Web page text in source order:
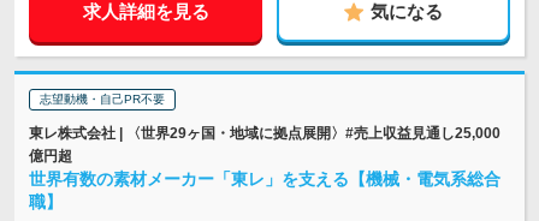
求人詳細を見る 気になる
志望動機・自己PR不要
東レ株式会社 | 〈世界29ヶ国・地域に拠点展開〉#売上収益見通し25,000
億円超
世界有数の素材メーカー「東レ」を支える【機械・電気系総合
職】